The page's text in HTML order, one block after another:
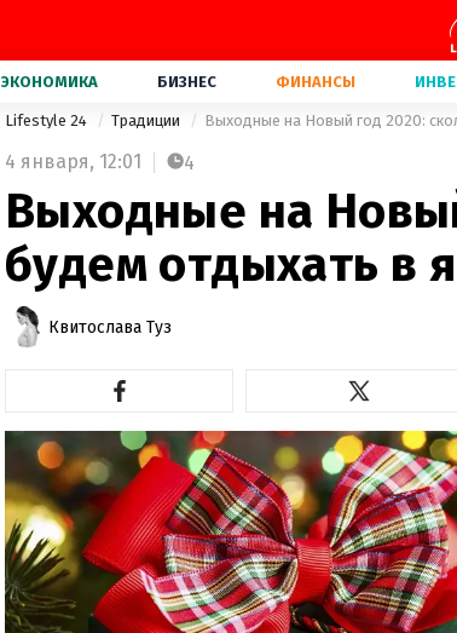
ЭКОНОМИКА БИЗНЕС ФИНАНСЫ
Lifestyle 24 Традиции Выходные на Новый год 2020:
4 января, 12:01 4
Выходные на
будем отдыхать в
Квитослава Туз